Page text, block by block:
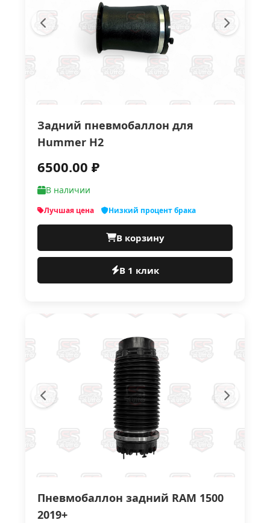
Задний пневмобаллон для
Hummer H2
6500.00 ₽
В наличии
Лучшая цена Низкий процент брака
В корзину
В 1 клик
Пневмобаллон задний RAM 1500
2019+